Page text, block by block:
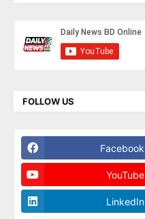
FOLLOW US
Facebook
YouTube
LinkedIn